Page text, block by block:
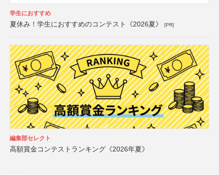
学生におすすめ
夏休み！学生におすすめのコンテスト《2026夏》 [PR]
編集部セレクト
高額賞金コンテストランキング《2026年夏》